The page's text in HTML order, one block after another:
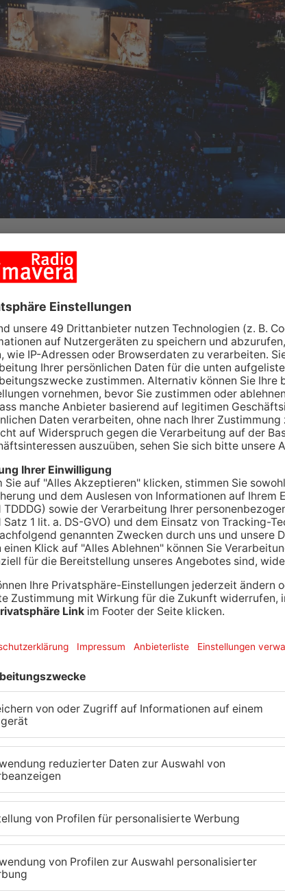
und idealen Sommertemperaturen zelebrierten
im Park und Rock am Ring das größte
Die Toten Hosen, Kings Of Leon, Apache 207
ARGO Konzerte, DreamHaus und
ebenso Polizei und Rettungskräfte.
Headliners Foo Fighers auf der Utopia
erfolgreichsten deutschen Hip-Hop-
der schwedischen Metal-Band Meshuggah auf
diesjährige Ausgabe von Rock in Park zu Ende
Abschluss des Zwillingsfestivals Rock am Ring mit
Thees Uhlmann & Band.
zelebrierten 72 Acts mit über 150.000
Wochenende mit zahlreichen unvergesslichen
Auftritte der Foo Fighters, bei denen Dave
Tochter Violet performte, aber auch die
Leon sowie die Abschiedskonzerte der Punk-
den internationalen Stellenwert der „Rocks“:
nur das größte, sondern auch vielseitigste
auf den beiden Festivals enthusiastisch wie divers
– über Shows von so unterschiedlichen
Badmómzjay, Kontra K und K.I.Z, den Metal-
My Valentine oder Alternative-Größen wie
Star Jack Black, die Singer-Songwriterin
und Cari Cari sowie Yungblud, Charlotte Sands
bis dato noch nie so vielseitiges und diverses
auftretenden Künstler*innen sind bei Rock im
der Flair des Geländes, und die abermals
Über das gesamte Wochenende waren
Kanäle mit den Besucher*innen in
sich über rundum positives Feedback der Park-
eingebetteten Gelände rund um den
Wetter und reibungslosen Ablauf machen Rock im